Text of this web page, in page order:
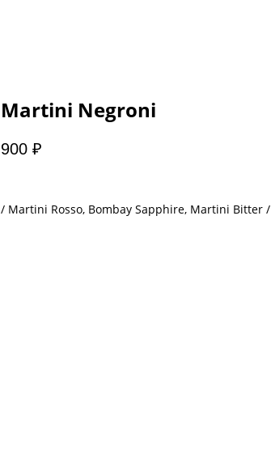
Martini Negroni
900 ₽
/ Martini Rosso, Bombay Sapphire, Martini Bitter /